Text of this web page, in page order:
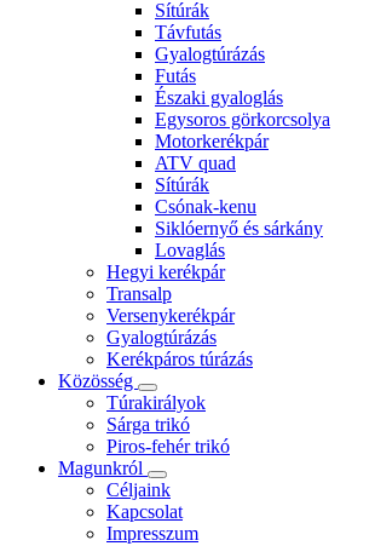
Sítúrák
Távfutás
Gyalogtúrázás
Futás
Északi gyaloglás
Egysoros görkorcsolya
Motorkerékpár
ATV quad
Sítúrák
Csónak-kenu
Siklóernyő és sárkány
Lovaglás
Hegyi kerékpár
Transalp
Versenykerékpár
Gyalogtúrázás
Kerékpáros túrázás
Közösség
Túrakirályok
Sárga trikó
Piros-fehér trikó
Magunkról
Céljaink
Kapcsolat
Impresszum